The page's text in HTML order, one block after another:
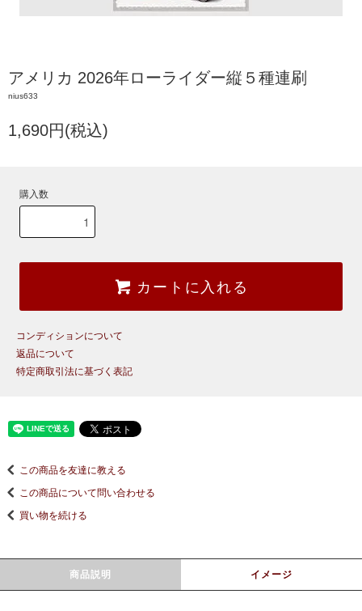
アメリカ 2026年ローライダー縦５種連刷
nius633
1,690円(税込)
購入数
カートに入れる
コンディションについて
返品について
特定商取引法に基づく表記
この商品を友達に教える
この商品について問い合わせる
買い物を続ける
商品説明 イメージ